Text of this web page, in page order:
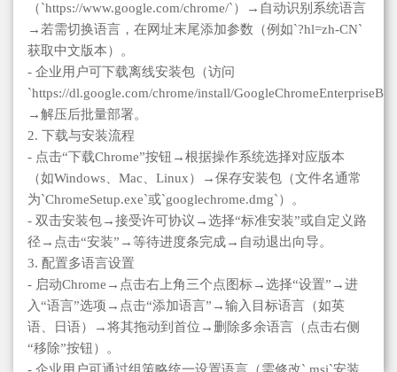
（`https://www.google.com/chrome/`）→自动识别系统语言
→若需切换语言，在网址末尾添加参数（例如`?hl=zh-CN`
获取中文版本）。
- 企业用户可下载离线安装包（访问
`https://dl.google.com/chrome/install/
→解压后批量部署。
2. 下载与安装流程
- 点击“下载Chrome”按钮→根据操作系统选择对应版本
（如Windows、Mac、Linux）→保存安装包（文件名通常
为`ChromeSetup.exe`或`googlechrome.dmg`）。
- 双击安装包→接受许可协议→选择“标准安装”或自定义路
径→点击“安装”→等待进度条完成→自动退出向导。
3. 配置多语言设置
- 启动Chrome→点击右上角三个点图标→选择“设置”→进
入“语言”选项→点击“添加语言”→输入目标语言（如英
语、日语）→将其拖动到首位→删除多余语言（点击右侧
“移除”按钮）。